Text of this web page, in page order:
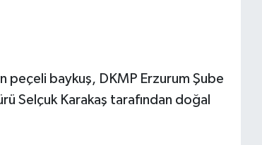
peçeli baykuş, DKMP Erzurum Şube
Selçuk Karakaş tarafından doğal